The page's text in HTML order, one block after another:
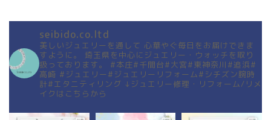
seibido.co.ltd
美しいジュエリーを通して 心華やぐ毎日をお届けできま
すように。
埼玉県を中心にジュエリー・ウォッチを取り
扱っております。
#本庄#千間台#大宮#東神奈川#追浜#
高崎 #ジュエリー#ジュエリーリフォーム#シチズン腕時
計#エタニティリング ↓ジュエリー修理・リフォーム/リメ
イクはこちらから